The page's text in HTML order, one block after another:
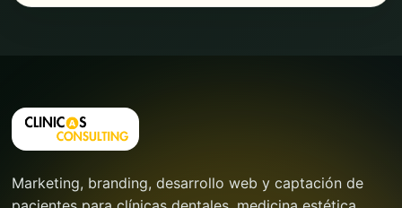
Marketing, branding, desarrollo web y captación de